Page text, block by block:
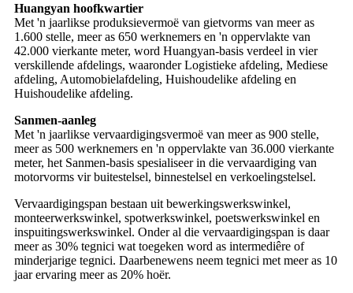
Huangyan hoofkwartier
Met 'n jaarlikse produksievermoë van gietvorms van meer as
1.600 stelle, meer as 650 werknemers en 'n oppervlakte van
42.000 vierkante meter, word Huangyan-basis verdeel in vier
verskillende afdelings, waaronder Logistieke afdeling, Mediese
afdeling, Automobielafdeling, Huishoudelike afdeling en
Huishoudelike afdeling.
Sanmen-aanleg
Met 'n jaarlikse vervaardigingsvermoë van meer as 900 stelle,
meer as 500 werknemers en 'n oppervlakte van 36.000 vierkante
meter, het Sanmen-basis spesialiseer in die vervaardiging van
motorvorms vir buitestelsel, binnestelsel en verkoelingstelsel.
Vervaardigingspan bestaan ​​uit bewerkingswerkswinkel,
monteerwerkswinkel, spotwerkswinkel, poetswerkswinkel en
inspuitingswerkswinkel. Onder al die vervaardigingspan is daar
meer as 30% tegnici wat toegeken word as intermediêre of
minderjarige tegnici. Daarbenewens neem tegnici met meer as 10
jaar ervaring meer as 20% hoër.